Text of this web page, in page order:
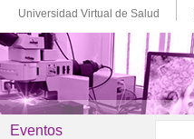
Universidad Virtual de Salud
Eventos